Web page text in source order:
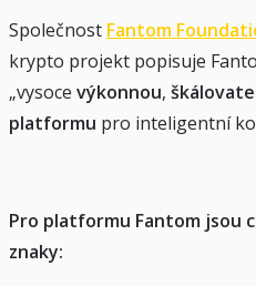
Společnost Fantom
krypto projekt popisuje
„vysoce výkonnou,
platformu pro inteligentní
Pro platformu Fantom jsou
znaky: